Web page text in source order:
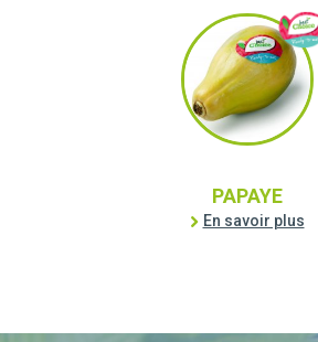
PAPAYE
En savoir plus